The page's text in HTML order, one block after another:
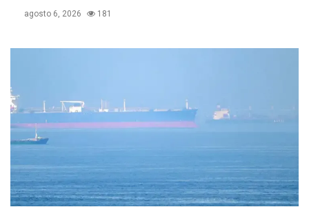
agosto 6, 2026 181